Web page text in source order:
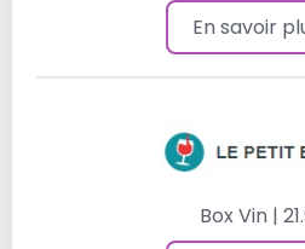
En savoir
Box Vin |